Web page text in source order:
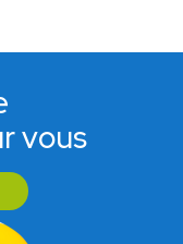
vous